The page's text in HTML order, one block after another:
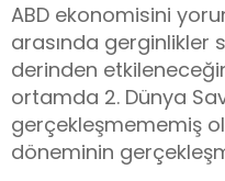
ABD ekonomisini
arasında gerginlikler
derinden
ortamda 2. Dünya
gerçekleşmememiş
döneminin